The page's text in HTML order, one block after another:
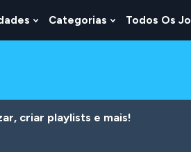
Show
Submenu
Categorias Show
Submenu
Todos Os
criar playlists e mais!